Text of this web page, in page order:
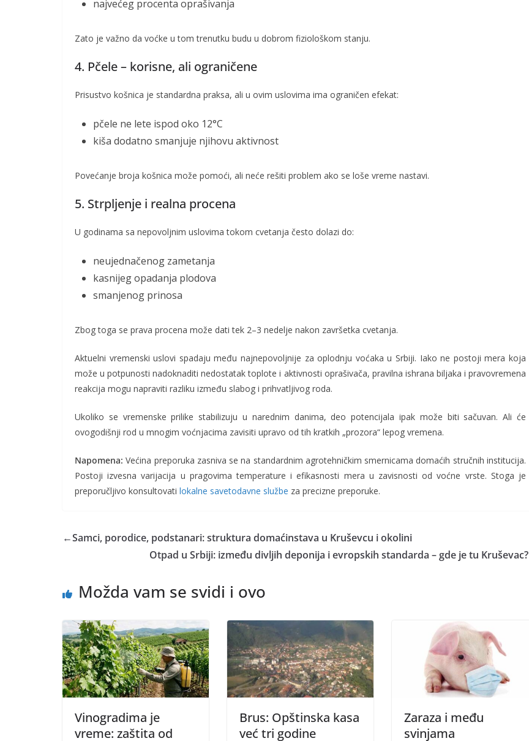
najvećeg procenta oprašivanja
Zato je važno da voćke u tom trenutku budu u dobrom fiziološkom stanju.
4. Pčele – korisne, ali ograničene
Prisustvo košnica je standardna praksa, ali u ovim uslovima ima ograničen efekat:
pčele ne lete ispod oko 12°C
kiša dodatno smanjuje njihovu aktivnost
Povećanje broja košnica može pomoći, ali neće rešiti problem ako se loše vreme nastavi.
5. Strpljenje i realna procena
U godinama sa nepovoljnim uslovima tokom cvetanja često dolazi do:
neujednačenog zametanja
kasnijeg opadanja plodova
smanjenog prinosa
Zbog toga se prava procena može dati tek 2–3 nedelje nakon završetka cvetanja.
Aktuelni vremenski uslovi spadaju među najnepovoljnije za oplodnju voćaka u Srbiji. Iako ne postoji mera koja
može u potpunosti nadoknaditi nedostatak toplote i aktivnosti oprašivača, pravilna ishrana biljaka i pravovremena
reakcija mogu napraviti razliku između slabog i prihvatljivog roda.
Ukoliko se vremenske prilike stabilizuju u narednim danima, deo potencijala ipak može biti sačuvan. Ali će
ovogodišnji rod u mnogim voćnjacima zavisiti upravo od tih kratkih „prozora“ lepog vremena.
Napomena: Većina preporuka zasniva se na standardnim agrotehničkim smernicama domaćih stručnih institucija.
Postoji izvesna varijacija u pragovima temperature i efikasnosti mera u zavisnosti od voćne vrste. Stoga je
preporučljivo konsultovati lokalne savetodavne službe za precizne preporuke.
←Samci, porodice, podstanari: struktura domaćinstava u Kruševcu i okolini
Otpad u Srbiji: između divljih deponija i evropskih standarda – gde je tu Kruševac?
Možda vam se svidi i ovo
Vinogradima je
vreme: zaštita od
Brus: Opštinska kasa
već tri godine
Zaraza i među
svinjama